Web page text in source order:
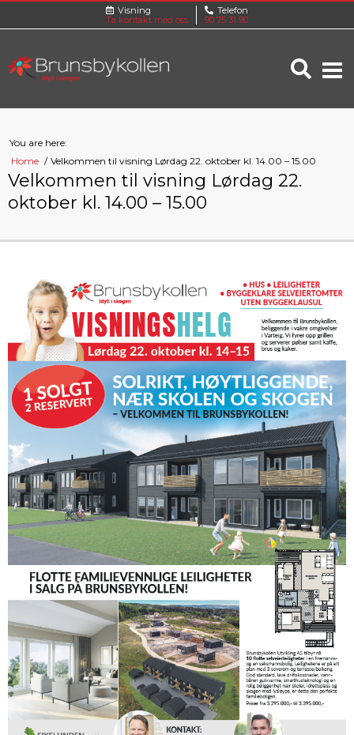
Visning
Ta kontakt med oss
Telefon
90 75 31 90
You are here:
Home
Velkommen til visning Lørdag 22. oktober kl. 14.00 – 15.00
Velkommen til visning Lørdag 22.
oktober kl. 14.00 – 15.00